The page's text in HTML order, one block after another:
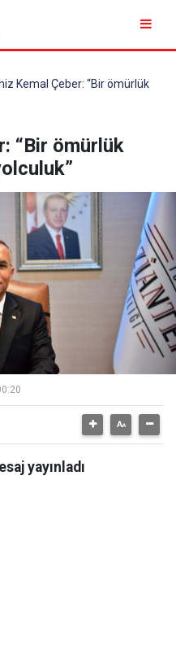
Kemal Çeber: “Bir ömürlük
“Bir ömürlük
yayınladı